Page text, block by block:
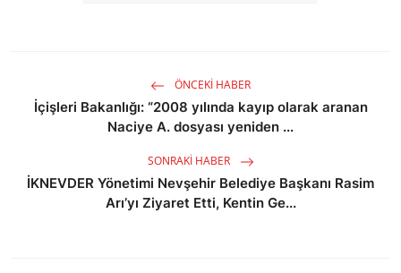
ÖNCEKI HABER
İçişleri Bakanlığı: “2008 yılında kayıp olarak aranan
Naciye A. dosyası yeniden ...
SONRAKI HABER
İKNEVDER Yönetimi Nevşehir Belediye Başkanı Rasim
Arı’yı Ziyaret Etti, Kentin Ge...